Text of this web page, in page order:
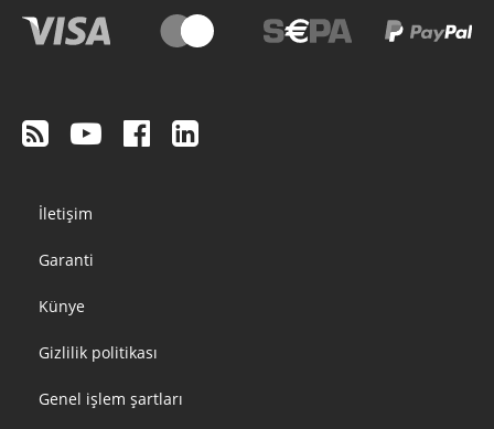
Footer
menu
İletişim
Garanti
Künye
Gizlilik politikası
Genel işlem şartları